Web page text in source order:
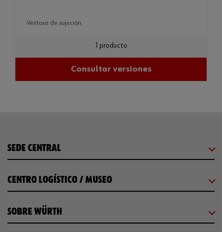
ventosa de sujeción
1 producto
Consultar versiones
SEDE CENTRAL
CENTRO LOGÍSTICO / MUSEO
SOBRE WÜRTH